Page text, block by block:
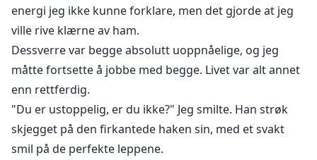
energi jeg ikke kunne forklare, men det gjorde at jeg
ville rive klærne av ham.
Dessverre var begge absolutt uoppnåelige, og jeg
måtte fortsette å jobbe med begge. Livet var alt annet
enn rettferdig.
"Du er ustoppelig, er du ikke?" Jeg smilte. Han strøk
skjegget på den firkantede haken sin, med et svakt
smil på de perfekte leppene.